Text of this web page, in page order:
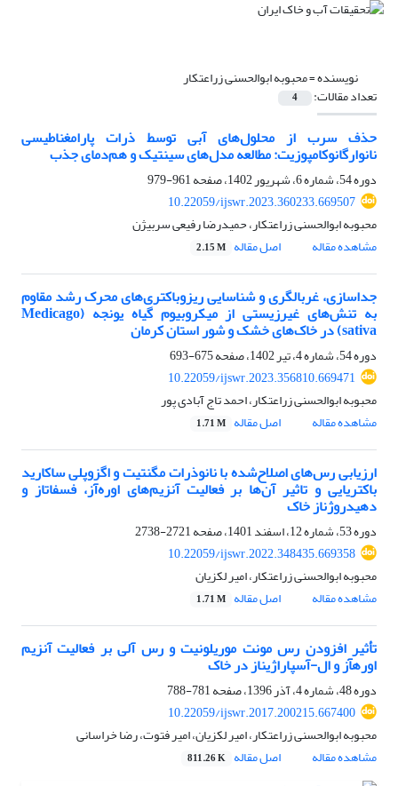
نویسنده =محبوبه ابوالحسنی زراعتکار
تعداد مقالات: 4
حذف سرب از محلول‌های آبی توسط ذرات پارامغناطیسی
نانوارگانوکامپوزیت: مطالعه مدل‌های سینتیک و هم‌دمای جذب
دوره 54، شماره 6، شهریور 1402، صفحه
961-979
10.22059/ijswr.2023.360233.669507
محبوبه ابوالحسنی زراعتکار، حمیدرضا رفیعی سربیژن
مشاهده مقاله
اصل مقاله 2.15 M
جداسازی، غربالگری و شناسایی ریزوباکتری‌های محرک رشد مقاوم
به تنش‌های غیرزیستی از میکروبیوم گیاه یونجه (Medicago
sativa) در خاک‌های خشک و شور استان کرمان
دوره 54، شماره 4، تیر 1402، صفحه
675-693
10.22059/ijswr.2023.356810.669471
محبوبه ابوالحسنی زراعتکار، احمد تاج آبادی پور
مشاهده مقاله
اصل مقاله 1.71 M
ارزیابی رس‌های اصلاح‌شده با نانوذرات مگنتیت و اگزوپلی ساکارید
باکتریایی و تاثیر آن‌ها بر فعالیت آنزیم‌های اوره‌آز، فسفاتاز و
دهیدروژناز خاک
دوره 53، شماره 12، اسفند 1401، صفحه
2721-2738
10.22059/ijswr.2022.348435.669358
محبوبه ابوالحسنی زراعتکار، امیر لکزیان
مشاهده مقاله
اصل مقاله 1.71 M
تأثیر افزودن رس مونت موریلونیت و رس آلی بر فعالیت آنزیم
اوره‎آز و ال-آسپاراژیناز در خاک
دوره 48، شماره 4، آذر 1396، صفحه
781-788
10.22059/ijswr.2017.200215.667400
محبوبه ابوالحسنی زراعتکار، امیر لکزیان، امیر فتوت، رضا خراسانی
مشاهده مقاله
اصل مقاله 811.26 K